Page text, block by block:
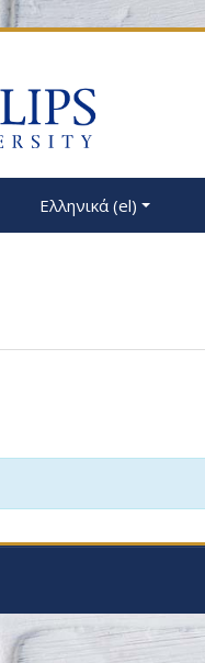
Ελληνικά ‎(el)‎